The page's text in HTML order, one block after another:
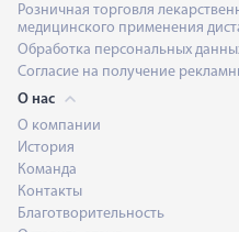
Розничная торговля
медицинского применения
Обработка персональных
Согласие на получение
О нас
О компании
История
Команда
Контакты
Благотворительность